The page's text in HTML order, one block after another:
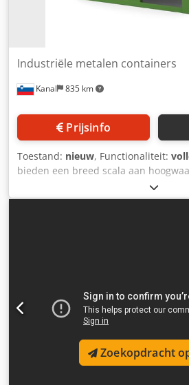
Kanal 835 km
Industriële metalen containers
Prijsinfo
Toestand: nieuw, Functionaliteit:
bieden een breed scala aan
metalen containers, geschikt voor
productieomgevingen, magazijnen,
werkplaatsen en faciliteiten voor
containers met een openende
legen. Dcedpfx Aszn Uluonujk De
ontworpen voor veeleisend
eenvoudig te verplaatsen met een
palletwagen. Afhankelijk van het
Zoekopdracht